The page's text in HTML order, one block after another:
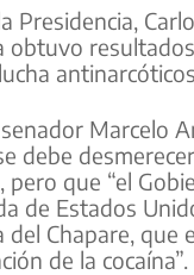
Presidencia,
obtuvo
Marcelo
debe
pero que “el
de Estados
del Chapare, que
de la cocaína”.